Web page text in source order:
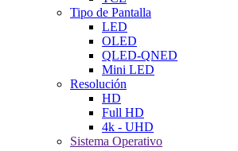
Tipo de Pantalla
LED
OLED
QLED-QNED
Mini LED
Resolución
HD
Full HD
4k - UHD
Sistema Operativo